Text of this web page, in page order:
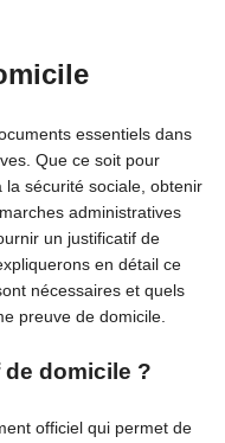
essentiels dans
Que ce soit pour
la sécurité sociale, obtenir
administratives
un justificatif de
en détail ce
nécessaires et quels
preuve de domicile.
de domicile ?
officiel qui permet de